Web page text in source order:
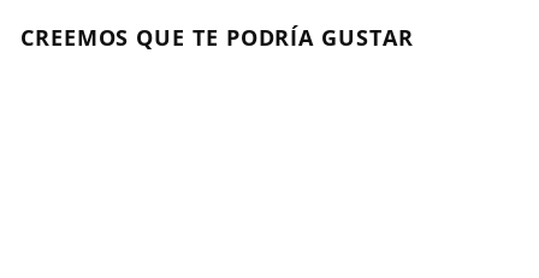
CREEMOS QUE TE PODRÍA GUSTAR